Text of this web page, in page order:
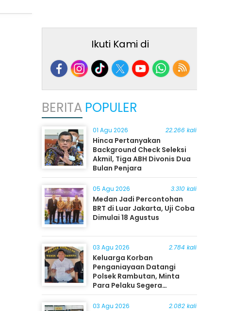
Ikuti Kami di
BERITA POPULER
01 Agu 2026 22.266 kali
Hinca Pertanyakan
Background Check Seleksi
Akmil, Tiga ABH Divonis Dua
Bulan Penjara
05 Agu 2026 3.310 kali
Medan Jadi Percontohan
BRT di Luar Jakarta, Uji Coba
Dimulai 18 Agustus
03 Agu 2026 2.784 kali
Keluarga Korban
Penganiayaan Datangi
Polsek Rambutan, Minta
Para Pelaku Segera
Ditangkap
03 Agu 2026 2.082 kali